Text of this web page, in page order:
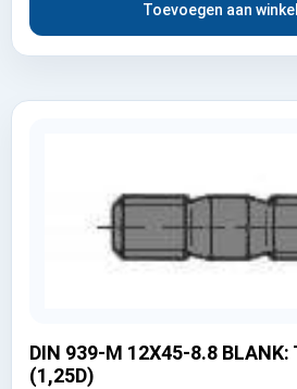
Toevoegen aan
DIN 939-M 12X45-8.8 BLANK:
(1,25D)